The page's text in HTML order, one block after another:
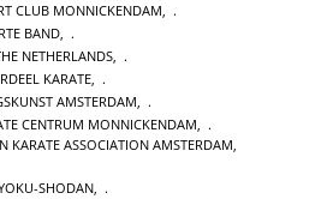
CLUB MONNICKENDAM,
BAND,
NETHERLANDS,
KARATE,
AMSTERDAM,
CENTRUM MONNICKENDAM,
KARATE ASSOCIATION AMSTERDAM,
SHODAN,